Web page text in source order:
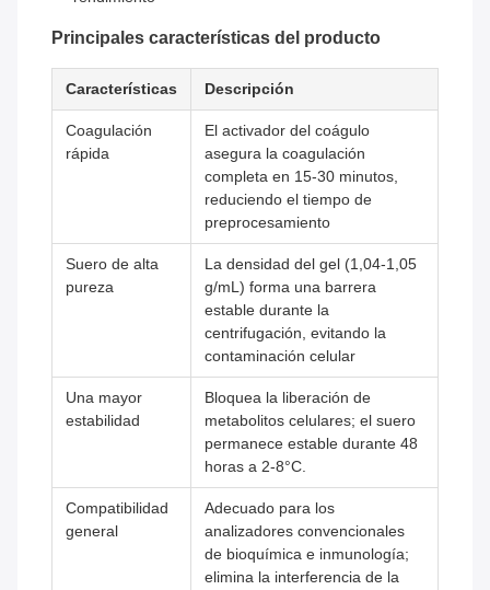
Principales características del producto
Características Descripción
Coagulación
rápida
El activador del coágulo
asegura la coagulación
completa en 15-30 minutos,
reduciendo el tiempo de
preprocesamiento
Suero de alta
pureza
La densidad del gel (1,04-1,05
g/mL) forma una barrera
estable durante la
centrifugación, evitando la
contaminación celular
Una mayor
estabilidad
Bloquea la liberación de
metabolitos celulares; el suero
permanece estable durante 48
horas a 2-8°C.
Compatibilidad
general
Adecuado para los
analizadores convencionales
de bioquímica e inmunología;
elimina la interferencia de la